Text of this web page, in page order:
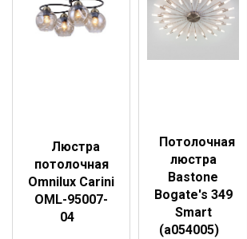
Люстра
потолочная
Omnilux Carini
OML-95007-
04
Потолочная
люстра
Bastone
Bogate's 349
Smart
(a054005)